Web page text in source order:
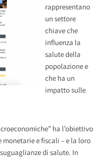
rappresentano
un settore
chiave che
influenza la
salute della
popolazione e
che ha un
impatto sulle
ha l’obiettivo
e fiscali – e la loro
di salute. In